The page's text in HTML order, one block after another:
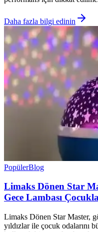
Daha fazla bilgi edinin
PopülerBlog
Limaks Dönen Star
Gece Lambası
Limaks Dönen Star Master,
yıldızlar ile çocuk odalarını